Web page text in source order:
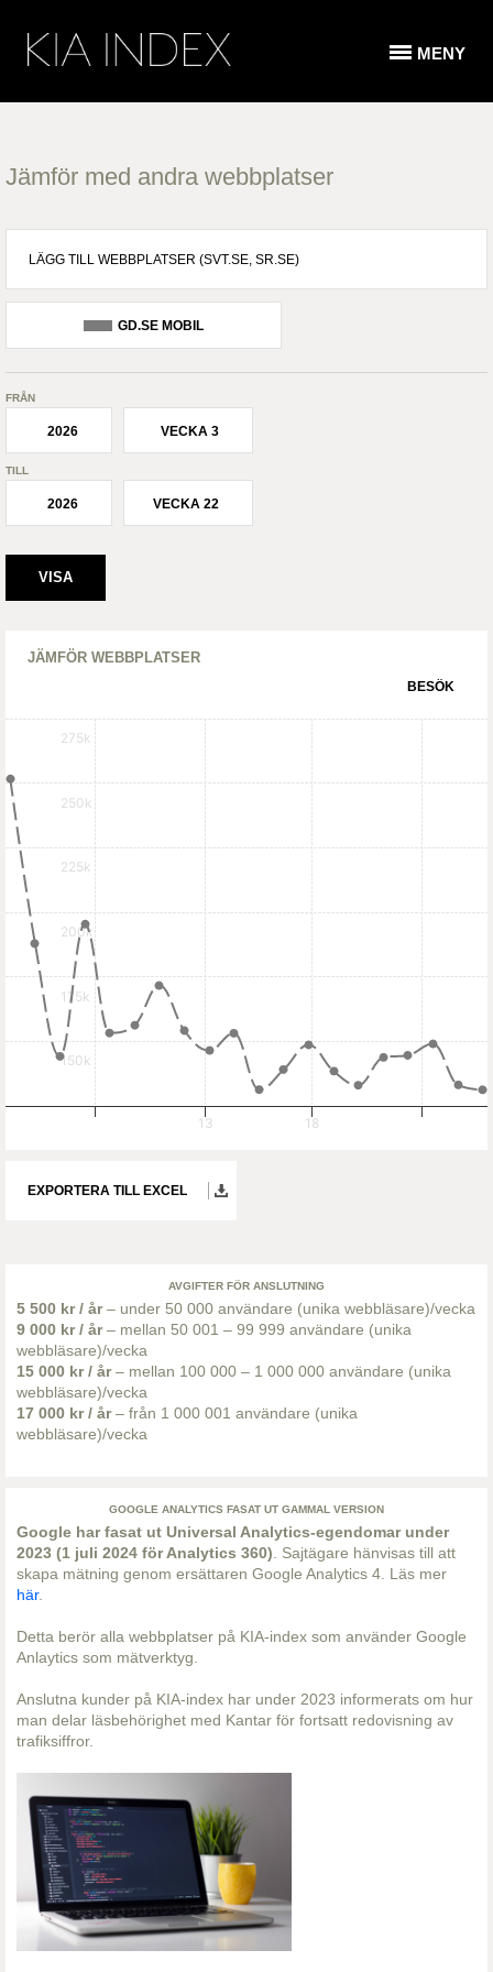
MENY
Jämför med andra webbplatser
GD.SE MOBIL
FRÅN
2026 VECKA 3
TILL
2026 VECKA 22
JÄMFÖR WEBBPLATSER
BESÖK
150k
175k
200k
225k
250k
275k
13 18
EXPORTERA TILL EXCEL
AVGIFTER FÖR ANSLUTNING
5 500 kr / år– under 50 000 användare (unika webbläsare)/vecka
9 000 kr / år– mellan 50 001 – 99 999 användare (unika
webbläsare)/vecka
15 000 kr / år– mellan 100 000 – 1 000 000 användare (unika
webbläsare)/vecka
17 000 kr / år– från 1 000 001 användare (unika
webbläsare)/vecka
GOOGLE ANALYTICS FASAT UT GAMMAL VERSION
Google har fasat ut Universal Analytics-egendomar under
2023 (1 juli 2024 för Analytics 360) . Sajtägare hänvisas till att
skapa mätning genom ersättaren Google Analytics 4. Läs mer
här.
Detta berör alla webbplatser på KIA-index som använder Google
Anlaytics som mätverktyg.
Anslutna kunder på KIA-index har under 2023 informerats om hur
man delar läsbehörighet med Kantar för fortsatt redovisning av
trafiksiffror.